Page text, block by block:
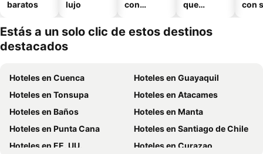
baratos
lujo
con
que
mascotas
con
Estás a un solo clic de estos destinos
destacados
Hoteles en Cuenca
Hoteles en Guayaquil
Hoteles en Tonsupa
Hoteles en Atacames
Hoteles en Baños
Hoteles en Manta
Hoteles en Punta Cana
Hoteles en Santiago de Chile
Hoteles en EE. UU.
Hoteles en Curazao